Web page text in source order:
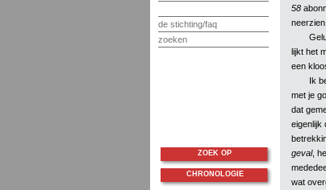
de stichting/faq
zoeken
58
lijkt het
een
Ik
met je
dat
eigenlijk
geval,
wat
ZOEK OP
CHRONOLOGIE